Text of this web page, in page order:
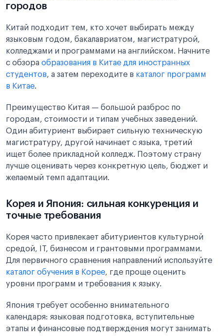
городов
Китай подходит тем, кто хочет выбирать между
языковым годом, бакалавриатом, магистратурой,
колледжами и программами на английском. Начните
с обзора образования в Китае для иностранных
студентов, а затем переходите в каталог программ
в Китае.
Преимущество Китая — большой разброс по
городам, стоимости и типам учебных заведений.
Один абитуриент выбирает сильную техническую
магистратуру, другой начинает с языка, третий
ищет более прикладной колледж. Поэтому страну
лучше оценивать через конкретную цель, бюджет и
желаемый темп адаптации.
Корея и Япония: сильная конкуренция и
точные требования
Корея часто привлекает абитуриентов культурной
средой, IT, бизнесом и грантовыми программами.
Для первичного сравнения направлений используйте
каталог обучения в Корее, где проще оценить
уровни программ и требования к языку.
Япония требует особенно внимательного
календаря: языковая подготовка, вступительные
этапы и финансовые подтверждения могут занимать